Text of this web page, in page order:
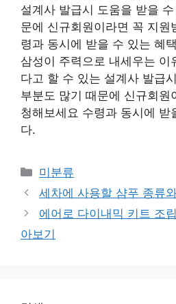
설계사 발급시 도움을 받을
문에 신규회원이라면 꼭 지원
령과 동시에 받을 수 있는 혜
삼성이 주력으로 내세우는 이
다고 할 수 있는 설계사 발급
부분도 많기 때문에 신규회원
청해보세요 수령과 동시에 받
다.
Categories
미분류
세차에 사용할 샴푸 종류
에어로 다이내믹 키트 조
아보기